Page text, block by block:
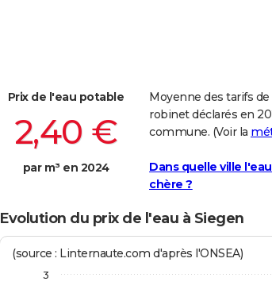
Prix de l'eau potable
2,40 €
par m³ en 2024
Moyenne des tarifs de
robinet déclarés en
commune. (Voir la
Dans quelle ville
chère ?
Evolution du prix de l'eau à Siegen
(source : Linternaute.com d'après l'ONSEA)
3